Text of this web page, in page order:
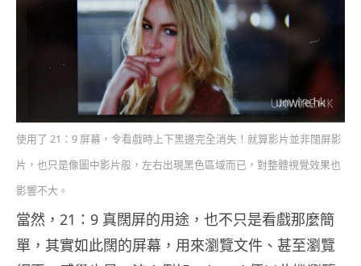
使用了 21：9 屏幕，令看戲時上下黑邊完全消失！就算影片並非闊屏影
片，也只是像圖中影片般，左右出現黑色區域而已，對整體視覺效果也
影響不大。
當然，21：9 真闊屏的用途，也不只是看戲那麼簡
單，其實如此闊的屏幕，用來瀏覽文件、甚至瀏覽